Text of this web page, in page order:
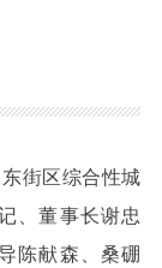
街区综合性城
、董事长谢忠
陈献森、桑硼